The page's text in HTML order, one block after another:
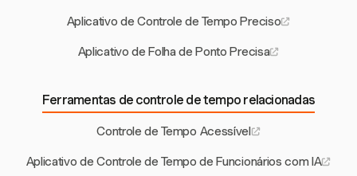
Aplicativo de Controle de Tempo Preciso
Aplicativo de Folha de Ponto Precisa
Ferramentas de controle de tempo relacionadas
Controle de Tempo Acessível
Aplicativo de Controle de Tempo de Funcionários com IA